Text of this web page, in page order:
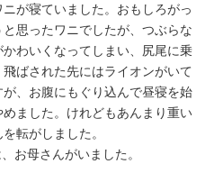
が寝ていました。おもしろがっ
思ったワニでしたが、つぶらな
わいくなってしまい、尻尾に乗
ばされた先にはライオンがいて
、お腹にもぐり込んで昼寝を始
ました。けれどもあんまり重い
転がしました。
お母さんがいました。